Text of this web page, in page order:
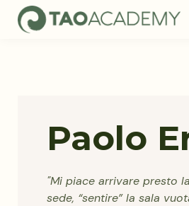
Tao
Paolo
"Mi piace arrivare presto
sede, “sentire” la sala